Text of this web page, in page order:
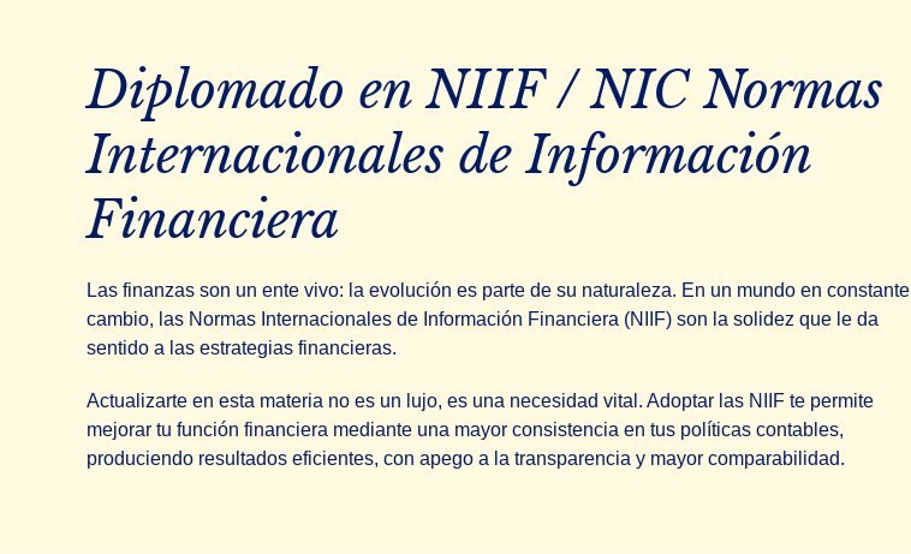
Diplomado en NIIF / NIC Normas
Internacionales de Información
Financiera
Las finanzas son un ente vivo: la evolución es parte de su naturaleza. En un mundo en constante
cambio, las Normas Internacionales de Información Financiera (NIIF) son la solidez que le da
sentido a las estrategias financieras.
Actualizarte en esta materia no es un lujo, es una necesidad vital. Adoptar las NIIF te permite
mejorar tu función financiera mediante una mayor consistencia en tus políticas contables,
produciendo resultados eficientes, con apego a la transparencia y mayor comparabilidad.